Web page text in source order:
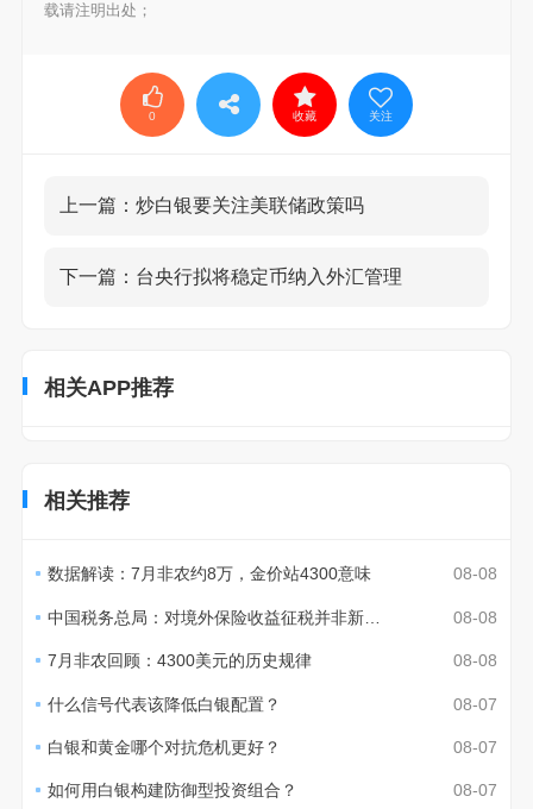
载请注明出处；
0 收藏 关注
上一篇：炒白银要关注美联储政策吗
下一篇： 台央行拟将稳定币纳入外汇管理
相关APP推荐
相关推荐
08-08
数据解读：7月非农约8万，金价站4300意味
08-08
中国税务总局：对境外保险收益征税并非新政策
08-08
7月非农回顾：4300美元的历史规律
08-07
什么信号代表该降低白银配置？
08-07
白银和黄金哪个对抗危机更好？
08-07
如何用白银构建防御型投资组合？